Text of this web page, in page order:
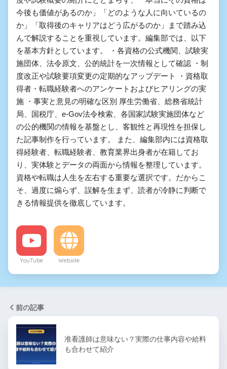
今後も価値があるのか」「どのような人に向いているの
か」「取得後のキャリアはどう広がるのか」まで踏み込
んで解説することを重視しています。編集部では、以下
を基本方針としています。 ・各資格の公式機関、試験実
施団体、法令原文、公的統計を一次情報として確認 ・制
度改正や試験要項変更の定期的なアップデート ・資格取
得者・転職経験者へのアンケートおよびヒアリングの実
施 ・事実と意見の明確な区別 厚生労働省、総務省統計
局、国税庁、e-Gov法令検索、各国家試験実施団体など
の公的機関の情報を基盤とし、客観性と再現性を担保し
た記事制作を行っています。 また、編集部内には資格取
得経験者、転職経験者、教育業界出身者が在籍してお
り、実体験とデータの両面から情報を整理しています。
資格や転職は人生を左右する重要な選択です。だからこ
そ、過度に煽らず、誤解を生まず、読者が冷静に判断で
きる情報提供を徹底しています。
YouTube Website
前の記事
准看護師は意味ない？実際の仕事内容や給料
も合わせて紹介